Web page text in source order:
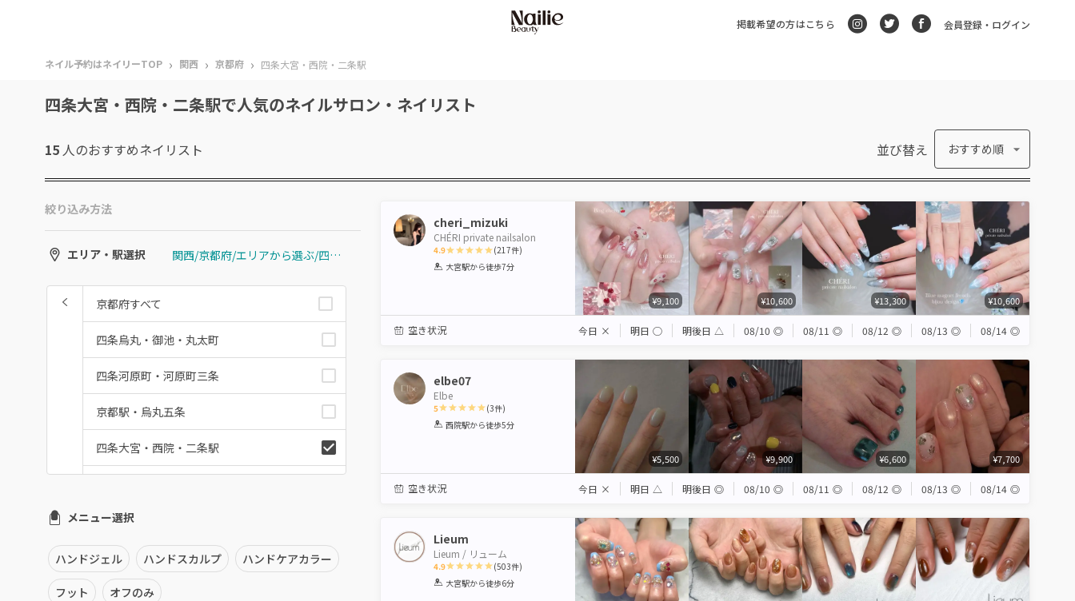
掲載希望の方はこちら 会員登録・ログイン
ネイル予約はネイリーTOP › 関西 › 京都府 › 四条大宮・西院・二条駅
四条大宮・西院・二条駅で人気のネイルサロン・ネイリスト
15 人のおすすめネイリスト 並び替え おすすめ順
絞り込み方法
エリア・駅選択 関西/京都府/エリアから選ぶ/四条大宮・西院・二条駅
京都府すべて
四条烏丸・御池・丸太町
四条河原町・河原町三条
京都駅・烏丸五条
四条大宮・西院・二条駅
上京区・左京区・北区
山科・東山
南区・伏見
メニュー選択
ハンドジェル ハンドスカルプ ハンドケアカラー
フット オフのみ
cheri_mizuki
CHÉRI private nailsalon
4.9
1 2 3 4 5
(217件)
大宮駅から徒歩7分
¥9,100 ¥10,600 ¥13,300 ¥10,600
空き状況 今日 × 明日 ◯ 明後日 △ 08/10 ◎ 08/11 ◎ 08/12 ◎ 08/13 ◎ 08/14 ◎
elbe07
Elbe
5
1 2 3 4 5
(3件)
西院駅から徒歩5分
¥5,500 ¥9,900 ¥6,600 ¥7,700
空き状況 今日 × 明日 △ 明後日 ◎ 08/10 ◎ 08/11 ◎ 08/12 ◎ 08/13 ◎ 08/14 ◎
Lieum
Lieum / リューム
4.9
1 2 3 4 5
(503件)
大宮駅から徒歩6分